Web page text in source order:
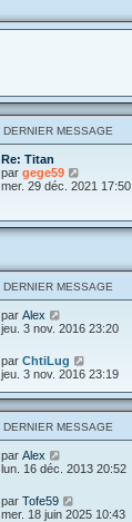
DERNIER MESSAGE
Re: Titan
par gege59
o
l
e
e
n
i
r
e
s
a
g
e
mer. 29 déc. 2021 17:50
DERNIER MESSAGE
par Alex
jeu. 3 nov. 2016 23:20
par ChtiLug
jeu. 3 nov. 2016 23:19
DERNIER MESSAGE
par Alex
lun. 16 déc. 2013 20:52
par Tofe59
mer. 18 juin 2025 10:43